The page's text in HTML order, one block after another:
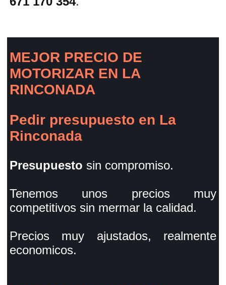
MEJOR PRECIO DE
MOTORIZAR EN LA
RINCONADA
Pedir presupuesto en La
Rinconada
Presupuesto sin compromiso.
Tenemos unos precios muy
competitivos sin mermar la calidad.
Precios muy ajustados, realmente
economicos.